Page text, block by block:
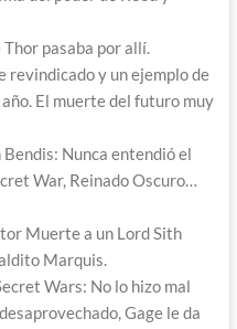
pasaba por allí.
revindicado y un ejemplo de
El muerte del futuro muy
Nunca entendió el
War, Reinado Oscuro…
Muerte a un Lord Sith
Marquis.
Wars: No lo hizo mal
Gage le da